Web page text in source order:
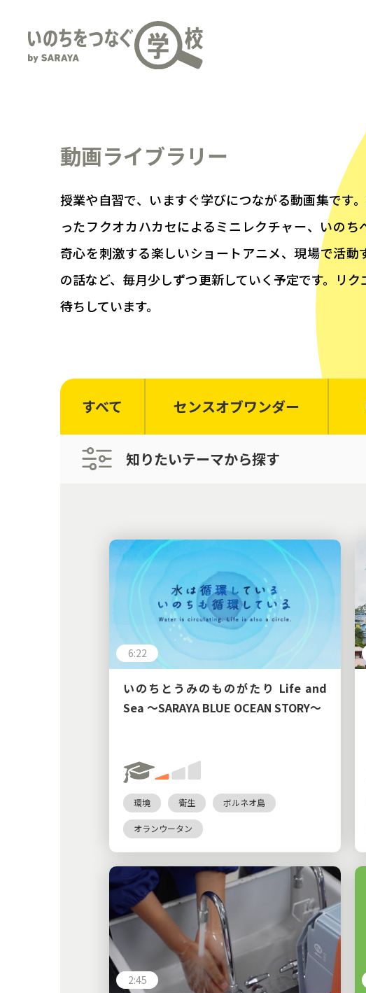
動画ライブラリー
授業や自習で、いますぐ学びにつながる動画集です
ったフクオカハカセによるミニレクチャー、いのち
奇心を刺激する楽しいショートアニメ、現場で活動
の話など、毎月少しずつ更新していく予定です。リク
待ちしています。
すべて センスオブワンダー
知りたいテーマから探す
6:22
いのちとうみのものがたり Life and
Sea 〜SARAYA BLUE OCEAN STORY〜
環境 衛生 ボルネオ島
オランウータン
2:45